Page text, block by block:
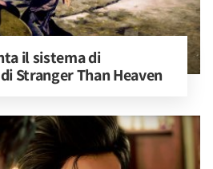
il sistema di
Stranger Than Heaven